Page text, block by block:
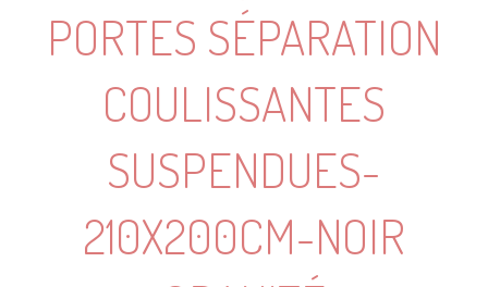
PORTES SÉPARATION
COULISSANTES
SUSPENDUES-
210X200CM-NOIR